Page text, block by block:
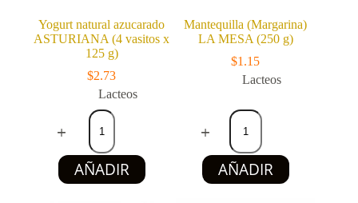
Yogurt natural azucarado
ASTURIANA (4 vasitos x
125 g)
$2.73
Lacteos
Yogurt
natural
azucarado
ASTURIANA
(4
vasitos
AÑADIR
Mantequilla (Margarina)
LA MESA (250 g)
$1.15
Lacteos
Mantequilla
(Margarina)
LA
MESA
(250
g)
AÑADIR